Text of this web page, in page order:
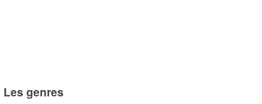
Les genres